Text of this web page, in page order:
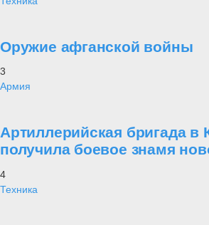
Оружие афганской войны
3
Армия
Артиллерийская бригада в
получила боевое знамя
4
Техника